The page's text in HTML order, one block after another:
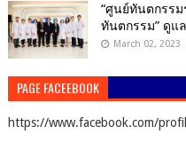
“ศูนย์ทันตกรรม
ทันตกรรม” ดูแ
March 02, 2023
PAGE FACEEBOOK
https://www.facebook.com/